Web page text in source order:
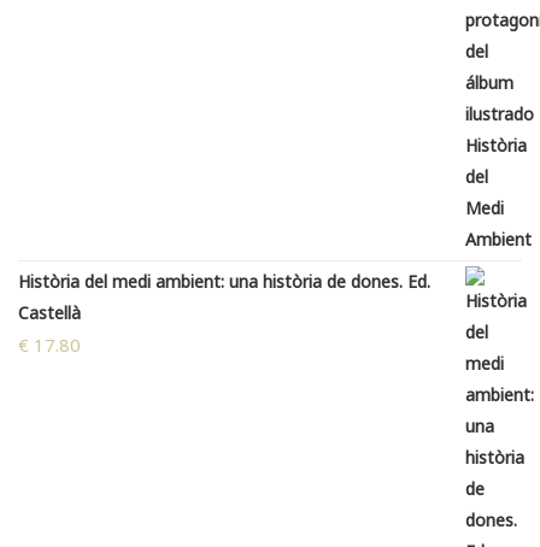
Història del medi ambient: una història de dones. Ed.
Castellà
€ 17.80